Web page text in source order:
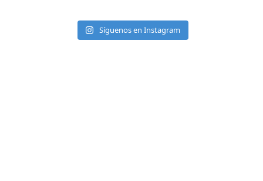
Síguenos en Instagram